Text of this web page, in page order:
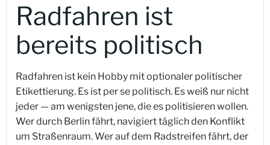
Radfahren ist
bereits politisch
Radfahren ist kein Hobby mit optionaler politischer
Etikettierung. Es ist per se politisch. Es weiß nur nicht
jeder — am wenigsten jene, die es politisieren wollen.
Wer durch Berlin fährt, navigiert täglich den Konflikt
um Straßenraum. Wer auf dem Radstreifen fährt, der